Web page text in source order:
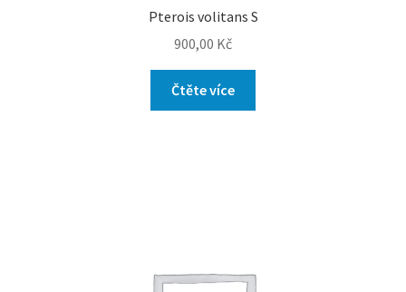
Pterois volitans S
900,00 Kč
Čtěte více